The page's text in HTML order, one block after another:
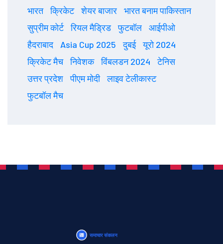
भारत क्रिकेट शेयर बाजार
भारत बनाम पाकिस्तान
सुप्रीम कोर्ट
रियल मैड्रिड फुटबॉल
आईपीओ
हैदराबाद
Asia Cup 2025 दुबई
यूरो 2024
क्रिकेट मैच
निवेशक विंबलडन 2024
टेनिस
उत्तर प्रदेश
पीएम मोदी
लाइव टेलीकास्ट
फुटबॉल मैच